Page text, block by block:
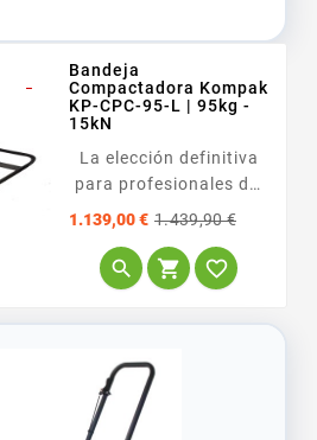
Bandeja
Compactadora Kompak
KP-CPC-95-L | 95kg -
15kN
La elección definitiva
para profesionales del
bacheo y reparaciones
serie el tanque de
agua, este modelo
1.139,00 € 1.439,90 €
  